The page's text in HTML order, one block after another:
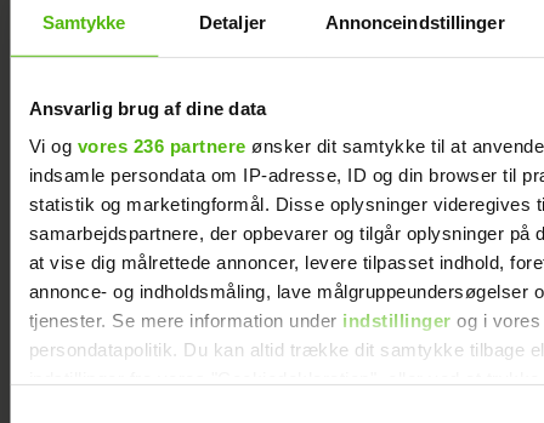
Samtykke Detaljer Annonceindstillinger
Ansvarlig brug af dine data
Vi og vores 236 partnere ønsker dit samtykke til at
indsamle persondata om IP-adresse, ID og din browser til
statistik og marketingformål. Disse oplysninger videregives
samarbejdspartnere, der opbevarer og tilgår oplysninger på
at vise dig målrettede annoncer, levere tilpasset indhold,
annonce- og indholdsmåling, lave målgruppeundersøgelser
tjenester. Se mere information under indstillinger og i vores
persondatapolitik. Du kan altid trække dit samtykke tilbage
Jesper Buch afslører ukendt fortid: "På et
tidspunkt var der en skillevej"